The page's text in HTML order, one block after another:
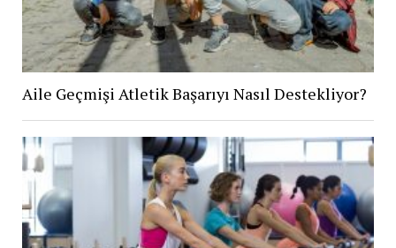
Aile Geçmişi Atletik Başarıyı Nasıl Destekliyor?